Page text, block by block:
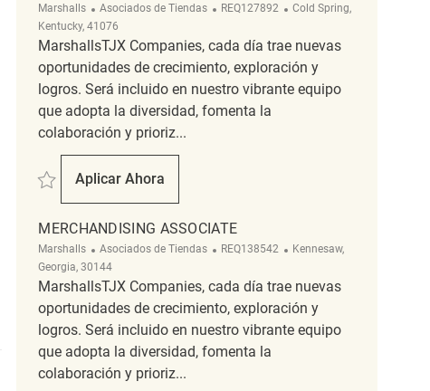
Marshalls Categoría
Asociados de Tiendas ReqId
REQ127892 Ubicación
Cold Spring,
Kentucky, 41076
MarshallsTJX Companies, cada día trae nuevas
oportunidades de crecimiento, exploración y
logros. Será incluido en nuestro vibrante equipo
que adopta la diversidad, fomenta la
colaboración y prioriz...
Salvar Merchandising Associate REQ127892
Aplicar Ahora
Merchandising Associate
MERCHANDISING ASSOCIATE
Marshalls Categoría
Asociados de Tiendas ReqId
REQ138542 Ubicación
Kennesaw,
Georgia, 30144
MarshallsTJX Companies, cada día trae nuevas
oportunidades de crecimiento, exploración y
logros. Será incluido en nuestro vibrante equipo
que adopta la diversidad, fomenta la
colaboración y prioriz...